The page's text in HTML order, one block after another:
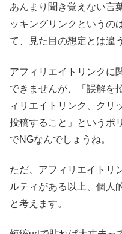
あんまり聞き覚えない言
ッキングリンクというの
て、見た目の想定とは違
アフィリエイトリンクに
できませんが、「誤解を
ィリエイトリンク、クリ
投稿すること」というポ
でNGなんでしょうね。
ただ、アフィリエイトリ
ルティがある以上、個人
と考えます。